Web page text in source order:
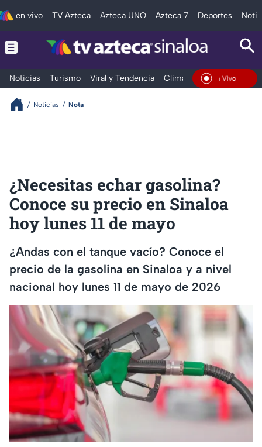
en vivo TV Azteca Azteca UNO Azteca 7 Deportes
Noticias Turismo Viral y Tendencia Clima Deportes
En Vivo
Noticias Nota
¿Necesitas echar gasolina?
Conoce su precio en Sinaloa
hoy lunes 11 de mayo
¿Andas con el tanque vacío? Conoce el
precio de la gasolina en Sinaloa y a nivel
nacional hoy lunes 11 de mayo de 2026